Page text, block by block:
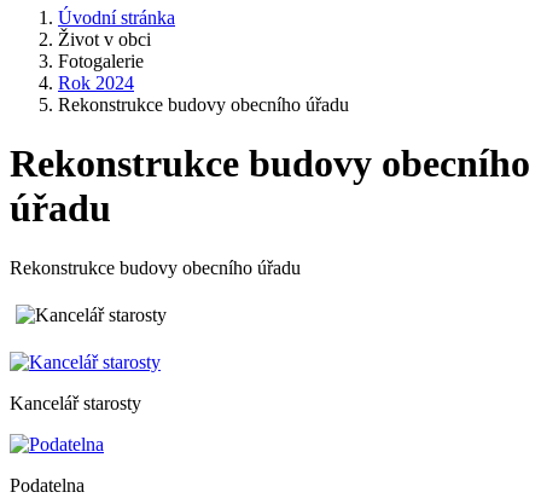
Úvodní stránka
Život v obci
Fotogalerie
Rok 2024
Rekonstrukce budovy obecního úřadu
Rekonstrukce budovy obecního
úřadu
Rekonstrukce budovy obecního úřadu
Kancelář starosty
Podatelna